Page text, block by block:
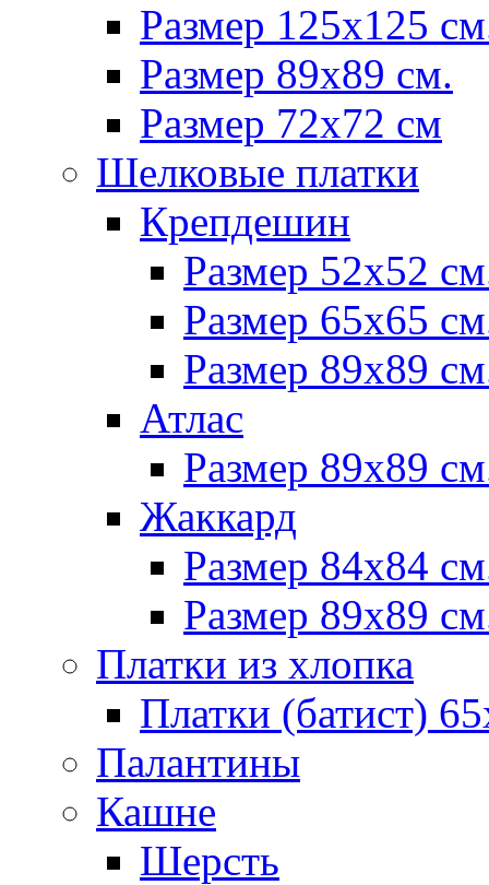
Размер 125х125
Размер 89х89 см.
Размер 72x72 см
Шелковые платки
Крепдешин
Размер 52х52
Размер 65х65
Размер 89х89
Атлас
Размер 89х89
Жаккард
Размер 84х84
Размер 89х89
Платки из хлопка
Платки (батист)
Палантины
Кашне
Шерсть